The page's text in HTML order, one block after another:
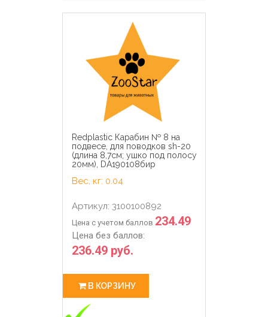
Redplastic Карабин № 8 на
подвесе, для поводков sh-20
(длина 8,7см; ушко под полосу
20мм), DA190108бир
Вес, кг: 0.04
Артикул: 3100100892
Цена с учетом баллов 234.49
Цена без баллов:
236.49 руб.
В КОРЗИНУ